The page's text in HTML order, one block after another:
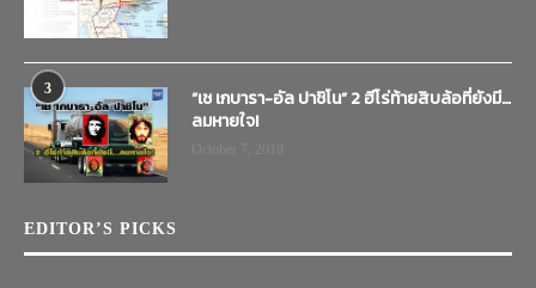
3
“เช เกบารา-อัล ปาชิโน” 2 ฮีโร่ท้ายสิบล้อที่ยังมี…
ลมหายใจ!
EDITOR’S PICKS